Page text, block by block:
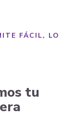
FÁCIL, LO
tu